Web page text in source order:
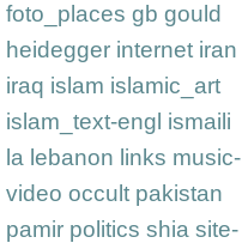
foto_places gb gould
heidegger internet iran
iraq islam islamic_art
islam_text-engl ismaili
la lebanon links music-
video occult pakistan
pamir politics shia site-